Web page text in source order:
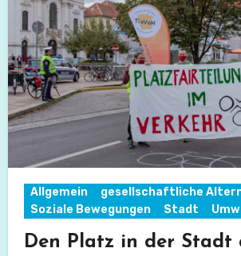
Allgemein
gesellschaftliche
Soziale Bewegungen
Stadt
Den Platz in der Stadt